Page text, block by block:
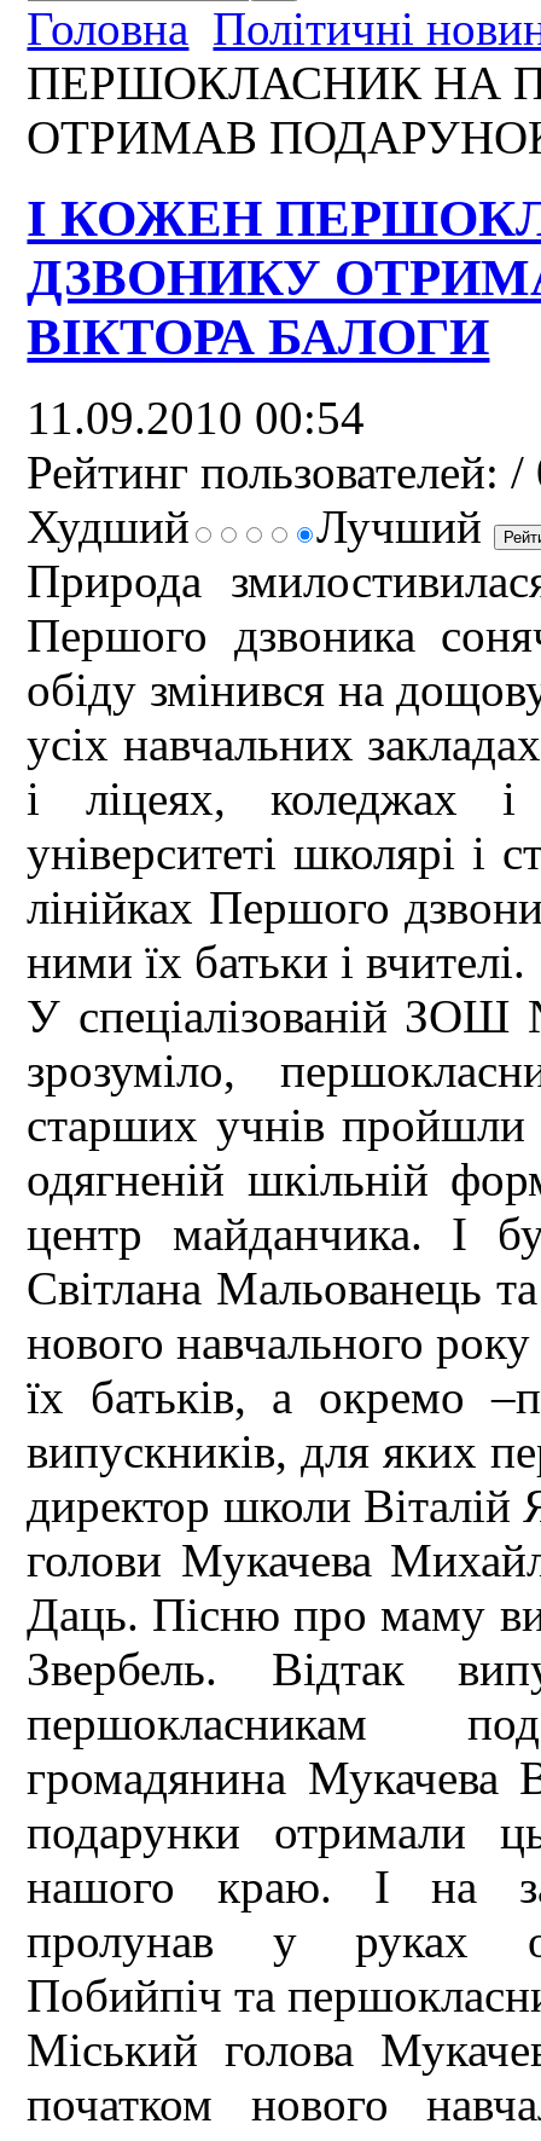
Головна Політичні
ПЕРШОКЛАСНИК НА
ОТРИМАВ
І КОЖЕН
ДЗВОНИКУ
ВІКТОРА БАЛОГИ
11.09.2010 00:54
Рейтинг пользователей: /
Худший
Лучший
Природа
Першого дзвоника
обіду змінився на
усіх навчальних
і ліцеях, коледжах і
університеті школярі і
лінійках Першого
ними їх батьки і вчителі.
У спеціалізованій
зрозуміло,
старших учнів пройшли
одягненій шкільній
центр майданчика. І
Світлана Мальованець
нового навчального
їх батьків, а окремо
випускників, для яких
директор школи Віталій
голови Мукачева
Даць. Пісню про маму
Звербель. Відтак
першокласникам
громадянина Мукачева
подарунки отримали
нашого краю. І на
пролунав у руках
Побийпіч та
Міський голова
початком нового